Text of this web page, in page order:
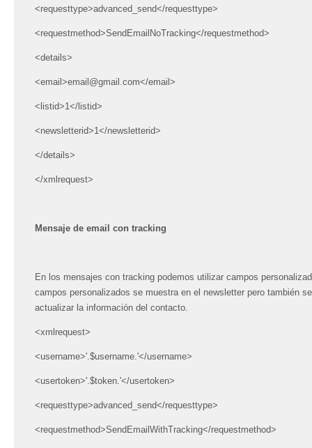
<requesttype>advanced_send</requesttype>
<requestmethod>SendEmailNoTracking</requestmethod>
<details>
<email>email@gmail.com</email>
<listid>1</listid>
<newsletterid>1</newsletterid>
</details>
</xmlrequest>
Mensaje de email con tracking
En los mensajes con tracking podemos utilizar campos
campos personalizados se muestra en el newsletter pero también
actualizar la información del contacto.
<xmlrequest>
<username>'.$username.'</username>
<usertoken>'.$token.'</usertoken>
<requesttype>advanced_send</requesttype>
<requestmethod>SendEmailWithTracking</requestmethod>